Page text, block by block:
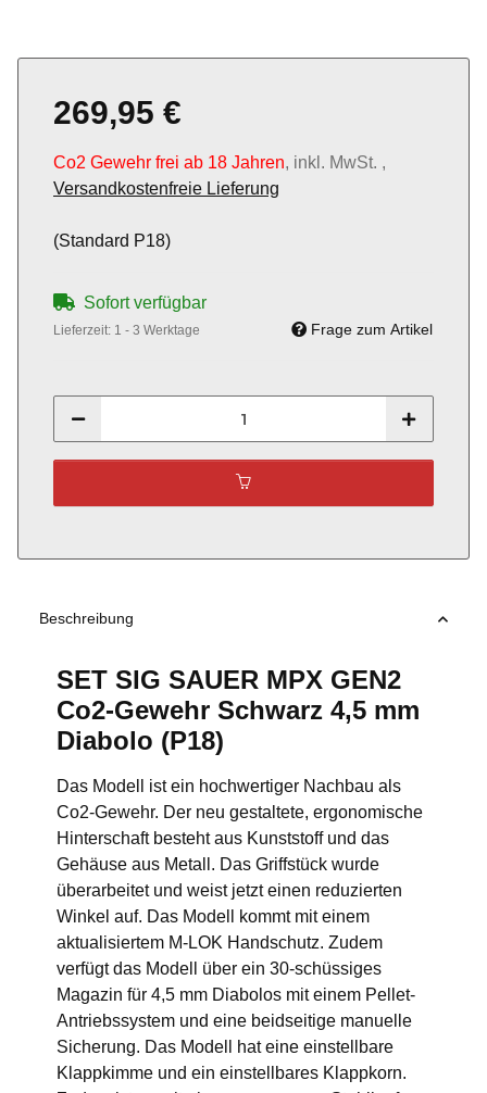
269,95 €
Co2 Gewehr frei ab 18 Jahren, inkl. MwSt. ,
Versandkostenfreie Lieferung
(Standard P18)
Sofort verfügbar
Lieferzeit: 1 - 3 Werktage Frage zum Artikel
Beschreibung
SET SIG SAUER MPX GEN2
Co2-Gewehr Schwarz 4,5 mm
Diabolo (P18)
Das Modell ist ein hochwertiger Nachbau als
Co2-Gewehr. Der neu gestaltete, ergonomische
Hinterschaft besteht aus Kunststoff und das
Gehäuse aus Metall. Das Griffstück wurde
überarbeitet und weist jetzt einen reduzierten
Winkel auf. Das Modell kommt mit einem
aktualisiertem M-LOK Handschutz. Zudem
verfügt das Modell über ein 30-schüssiges
Magazin für 4,5 mm Diabolos mit einem Pellet-
Antriebssystem und eine beidseitige manuelle
Sicherung. Das Modell hat eine einstellbare
Klappkimme und ein einstellbares Klappkorn.